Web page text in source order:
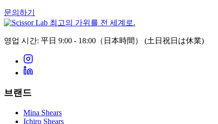
문의하기
최고의 가위를 전 세계로.
영업 시간: 平日 9:00 - 18:00（日本時間） (土日祝日は休業)
브랜드
Mina Shears
Ichiro Shears